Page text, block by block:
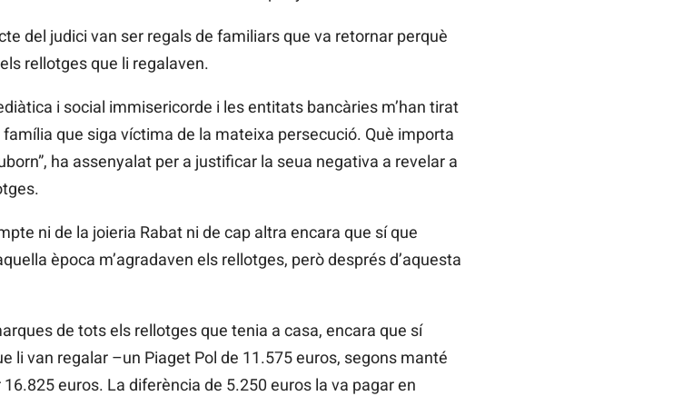
del judici van ser regals de familiars que va retornar perquè
rellotges que li regalaven.
i social immisericorde i les entitats bancàries m’han tirat
que siga víctima de la mateixa persecució. Què importa
ha assenyalat per a justificar la seua negativa a revelar a
ni de la joieria Rabat ni de cap altra encara que sí que
època m’agradaven els rellotges, però després d’aquesta
de tots els rellotges que tenia a casa, encara que sí
li van regalar –un Piaget Pol de 11.575 euros, segons manté
euros. La diferència de 5.250 euros la va pagar en